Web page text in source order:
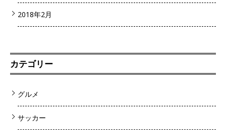
2018年2月
カテゴリー
グルメ
サッカー